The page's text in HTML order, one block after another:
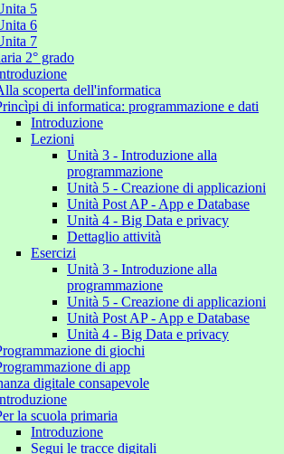
5
6
7
2° grado
scoperta dell'informatica
di informatica: programmazione e dati
Introduzione
Lezioni
Unità 3 - Introduzione alla
programmazione
Unità 5 - Creazione di applicazioni
Unità Post AP - App e Database
Unità 4 - Big Data e privacy
Dettaglio attività
Esercizi
Unità 3 - Introduzione alla
programmazione
Unità 5 - Creazione di applicazioni
Unità Post AP - App e Database
Unità 4 - Big Data e privacy
di giochi
di app
digitale consapevole
la scuola primaria
Introduzione
Segui le tracce digitali